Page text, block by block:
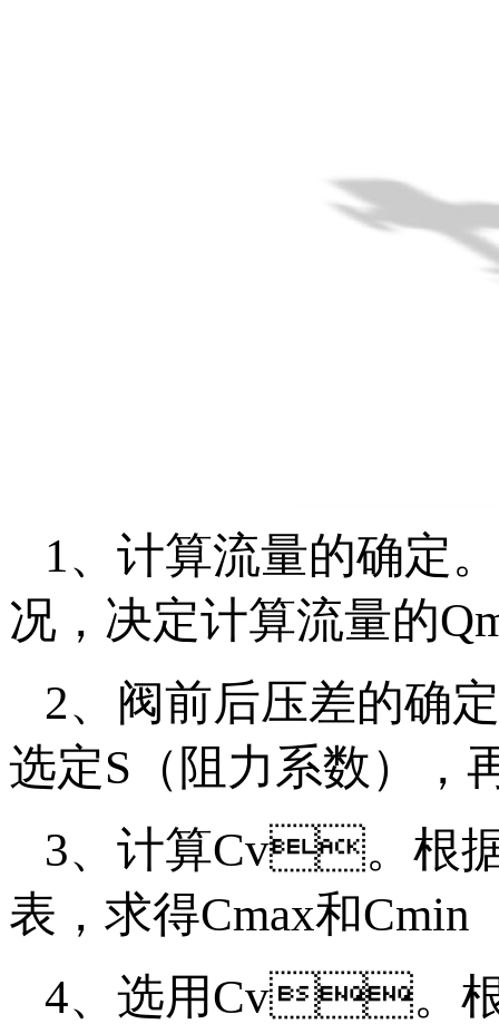
1、计算流量的确定
况，决定计算流量的
2、阀前后压差的确
选定S（阻力系数），
3、计算Cv。
表，求得Cmax和Cmin
4、选用Cv。